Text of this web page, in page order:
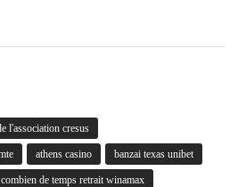
l'association cresus
athens casino banzai texas unibet
combien de temps retrait winamax